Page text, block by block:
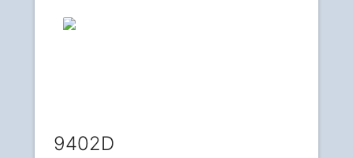
9402D